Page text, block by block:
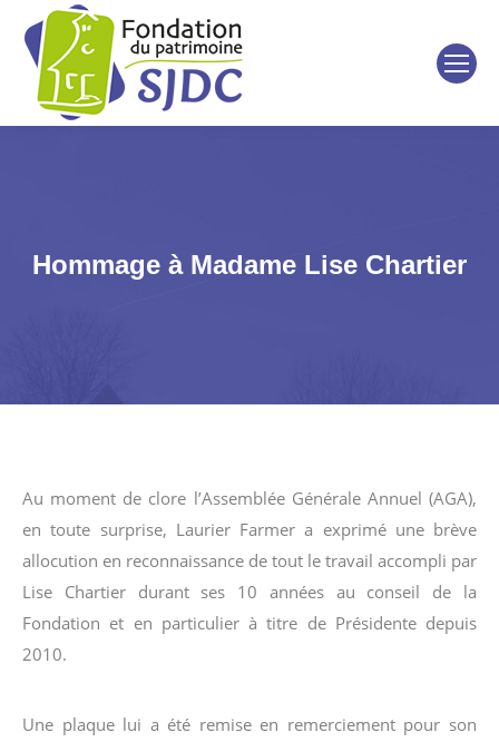
Hommage à Madame Lise Chartier
Au moment de clore l’Assemblée Générale Annuel (AGA),
en toute surprise, Laurier Farmer a exprimé une brève
allocution en reconnaissance de tout le travail accompli par
Lise Chartier durant ses 10 années au conseil de la
Fondation et en particulier à titre de Présidente depuis
2010.
Une plaque lui a été remise en remerciement pour son